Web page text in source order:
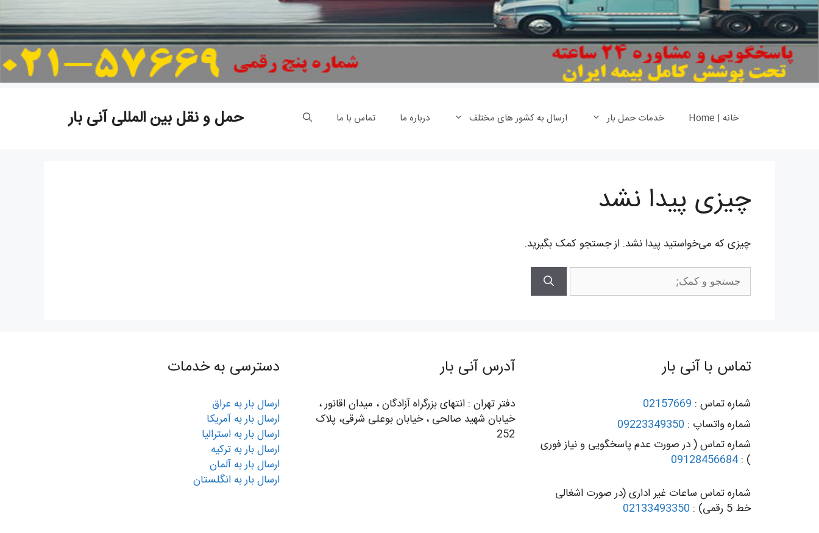
حمل و نقل بین المللی آنی بار خانه | Home خدمات حمل بار ارسال به کشور های مختلف درباره ما تماس با ما
چیزی پیدا نشد
چیزی که می‌خواستید پیدا نشد. از جستجو کمک بگیرید.
برای:
تماس با آنی بار
شماره تماس : 02157669
شماره واتساپ : 09223349350
شماره تماس ( در صورت عدم پاسخگویی و نیاز فوری
) :
شماره تماس ساعات غیر اداری (در صورت اشغالی
خط 5 رقمی) :
02133493350
آدرس آنی بار
دفتر تهران : انتهای بزرگراه آزادگان ، میدان اقانور ،
خیابان شهید صالحی ، خیابان بوعلی شرقی، پلاک
252
دسترسی به خدمات
ارسال بار به عراق
ارسال بار به آمریکا
ارسال بار به استرالیا
ارسال بار به ترکیه
ارسال بار به آلمان
ارسال بار به انگلستان